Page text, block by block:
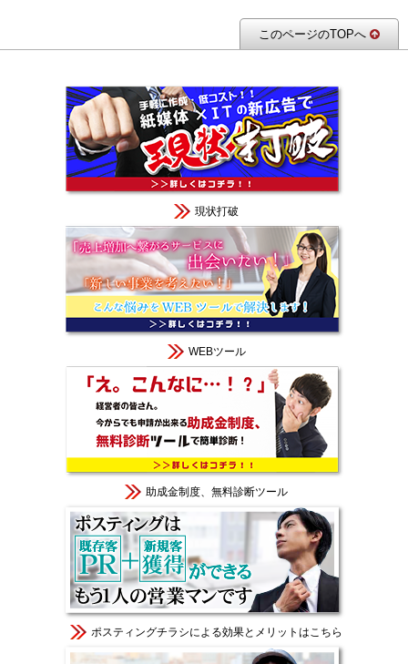
このページのTOPへ
現状打破
WEBツール
助成金制度、無料診断ツール
ポスティングチラシによる効果とメリットはこちら